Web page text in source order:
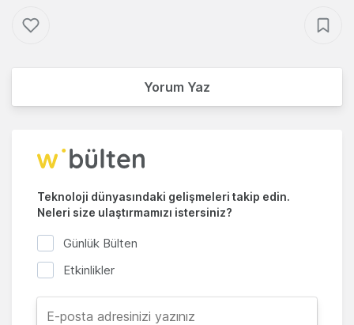
Yorum Yaz
Teknoloji dünyasındaki gelişmeleri takip edin.
Neleri size ulaştırmamızı istersiniz?
Günlük Bülten
Etkinlikler